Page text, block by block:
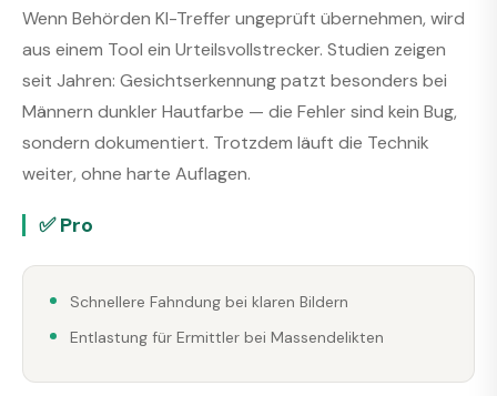
Wenn Behörden KI-Treffer ungeprüft übernehmen, wird
aus einem Tool ein Urteilsvollstrecker. Studien zeigen
seit Jahren: Gesichtserkennung patzt besonders bei
Männern dunkler Hautfarbe — die Fehler sind kein Bug,
sondern dokumentiert. Trotzdem läuft die Technik
weiter, ohne harte Auflagen.
✅ Pro
Schnellere Fahndung bei klaren Bildern
Entlastung für Ermittler bei Massendelikten